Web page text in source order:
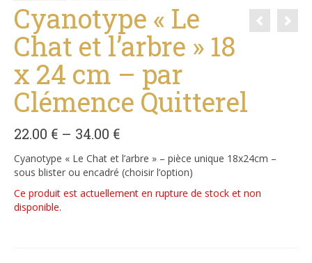
Cyanotype « Le
Chat et l’arbre » 18
x 24 cm – par
Clémence Quitterel
22.00 € – 34.00 €
Cyanotype « Le Chat et l’arbre » – pièce unique 18x24cm –
sous blister ou encadré (choisir l’option)
Ce produit est actuellement en rupture de stock et non
disponible.